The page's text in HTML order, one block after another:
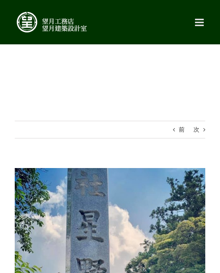
content
前 次
View
Larger
Image